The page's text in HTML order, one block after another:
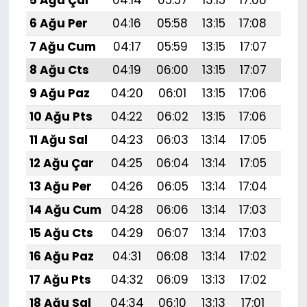
6 Ağu Per
04:16 05:58 13:15 17:08
7 Ağu Cum
04:17 05:59 13:15 17:07
8 Ağu Cts
04:19 06:00 13:15 17:07
9 Ağu Paz
04:20 06:01 13:15 17:06
10 Ağu Pts
04:22 06:02 13:15 17:06
11 Ağu Sal
04:23 06:03 13:14 17:05
12 Ağu Çar
04:25 06:04 13:14 17:05
13 Ağu Per
04:26 06:05 13:14 17:04
14 Ağu Cum
04:28 06:06 13:14 17:03
15 Ağu Cts
04:29 06:07 13:14 17:03
16 Ağu Paz
04:31 06:08 13:14 17:02
17 Ağu Pts
04:32 06:09 13:13 17:02
18 Ağu Sal
04:34 06:10 13:13 17:01